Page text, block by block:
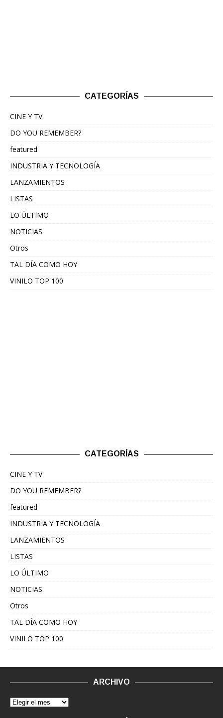
CATEGORÍAS
CINE Y TV
DO YOU REMEMBER?
featured
INDUSTRIA Y TECNOLOGÍA
LANZAMIENTOS
LISTAS
LO ÚLTIMO
NOTICIAS
Otros
TAL DÍA COMO HOY
VINILO TOP 100
CATEGORÍAS
CINE Y TV
DO YOU REMEMBER?
featured
INDUSTRIA Y TECNOLOGÍA
LANZAMIENTOS
LISTAS
LO ÚLTIMO
NOTICIAS
Otros
TAL DÍA COMO HOY
VINILO TOP 100
ARCHIVO